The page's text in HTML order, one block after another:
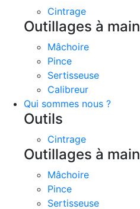
Cintrage
Outillages à main
Mâchoire
Pince
Sertisseuse
Calibreur
Qui sommes nous ?
Outils
Cintrage
Outillages à main
Mâchoire
Pince
Sertisseuse